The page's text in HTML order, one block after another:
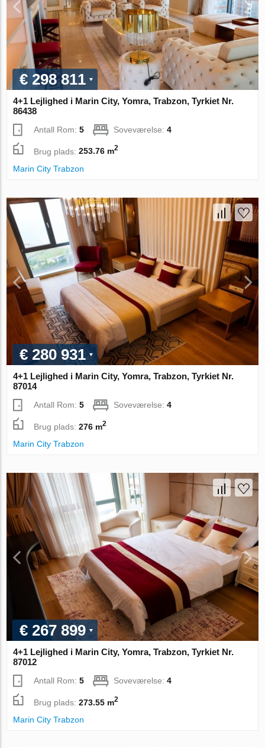
€ 298 811
4+1 Lejlighed i Marin City, Yomra, Trabzon, Tyrkiet Nr.
86438
Antall Rom:5 Soveværelse:4
Brug plads:253.76 m2
Marin City Trabzon
€ 280 931
4+1 Lejlighed i Marin City, Yomra, Trabzon, Tyrkiet Nr.
87014
Antall Rom:5 Soveværelse:4
Brug plads:276 m2
Marin City Trabzon
€ 267 899
4+1 Lejlighed i Marin City, Yomra, Trabzon, Tyrkiet Nr.
87012
Antall Rom:5 Soveværelse:4
Brug plads:273.55 m2
Marin City Trabzon